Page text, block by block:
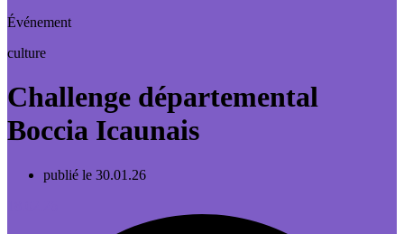
Événement
culture
Challenge départemental
Boccia Icaunais
publié le 30.01.26